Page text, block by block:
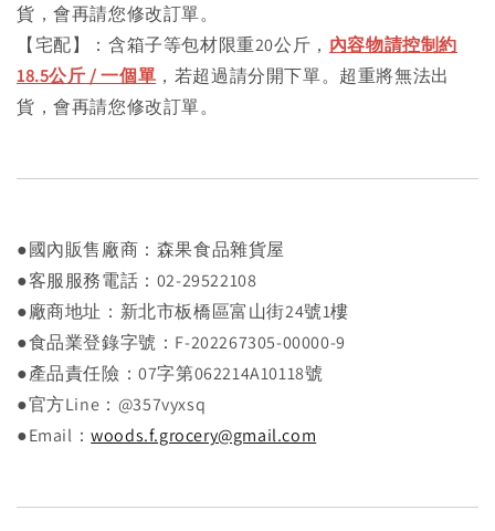
貨，會再請您修改訂單。
【宅配】：含箱子等包材限重20公斤， 內容物請控制約
18.5公斤 / 一個單 ，若超過請分開下單。超重將無法出
貨，會再請您修改訂單。
●國內販售廠商：森果食品雜貨屋
●客服服務電話：02-29522108
●廠商地址：新北市板橋區富山街24號1樓
●食品業登錄字號：F-202267305-00000-9
●產品責任險：07字第062214A10118號
●官方Line：@357vyxsq
●Email：woods.f.grocery@gmail.com